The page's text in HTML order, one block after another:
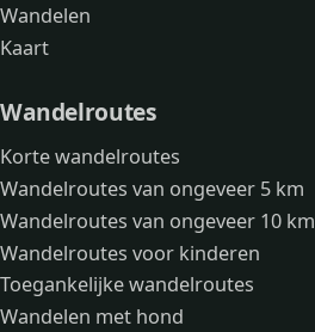
Wandelen
Kaart
Wandelroutes
Korte wandelroutes
Wandelroutes van ongeveer 5 km
Wandelroutes van ongeveer 10 km
Wandelroutes voor kinderen
Toegankelijke wandelroutes
Wandelen met hond